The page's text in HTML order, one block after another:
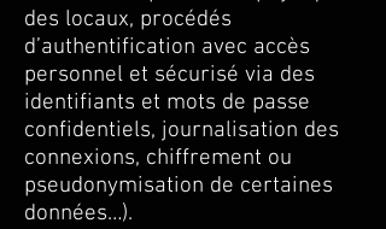
des locaux, procédés
d’authentification avec accès
personnel et sécurisé via des
identifiants et mots de passe
confidentiels, journalisation des
connexions, chiffrement ou
pseudonymisation de certaines
données…).